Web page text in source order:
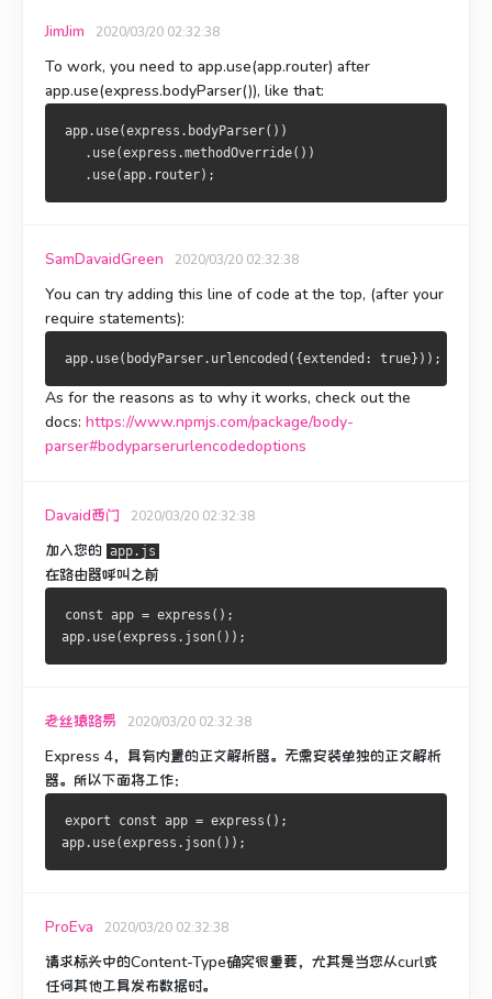
JimJim 2020/03/20 02:32:38
To work, you need to app.use(app.router) after
app.use(express.bodyParser()), like that:
app.use(express.bodyParser())
   .use(express.methodOverride())
   .use(app.router);
SamDavaidGreen 2020/03/20 02:32:38
You can try adding this line of code at the top, (after your
require statements):
As for the reasons as to why it works, check out the
docs: https://www.npmjs.com/package/body-
parser#bodyparserurlencodedoptions
Davaid西门 2020/03/20 02:32:38
加入您的 app.js
在路由器呼叫之前
const app = express();
app.use(express.json());
老丝猿路易 2020/03/20 02:32:38
Express 4，具有内置的正文解析器。 无需安装单独的正文解析
器。 所以下面将工作：
export const app = express();
app.use(express.json());
ProEva 2020/03/20 02:32:38
请求标头中的Content-Type确实很重要，尤其是当您从curl或
任何其他工具发布数据时。